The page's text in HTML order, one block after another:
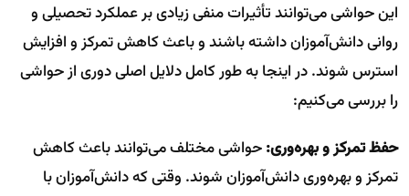
این حواشی می‌توانند تأثیرات منفی زیادی بر عملکرد تحصیلی و
روانی دانش‌آموزان داشته باشند و باعث کاهش تمرکز و افزایش
استرس شوند. در اینجا به طور کامل دلایل اصلی دوری از حواشی
را بررسی می‌کنیم:
حفظ تمرکز و بهره‌وری:حواشی مختلف می‌توانند باعث کاهش
تمرکز و بهره‌وری دانش‌آموزان شوند. وقتی که دانش‌آموزان با